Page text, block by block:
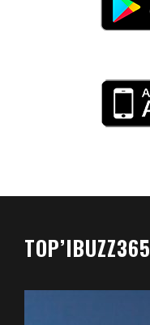
TOP’IBUZZ365